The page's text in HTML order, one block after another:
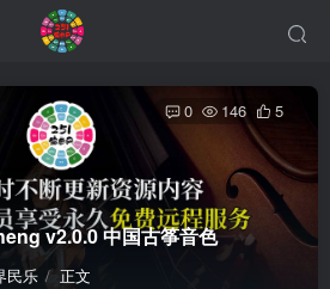
v2.0.0 中国古筝音色
民乐 正文
0 146 5